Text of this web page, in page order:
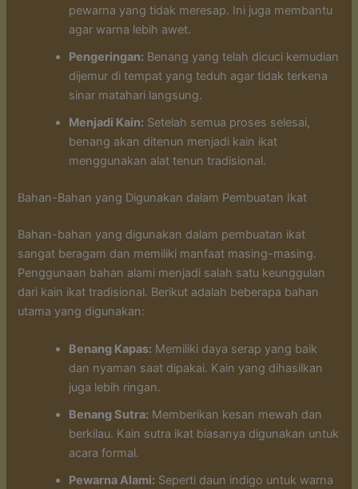
pewarna yang tidak meresap. Ini juga membantu
agar warna lebih awet.
Pengeringan: Benang yang telah dicuci kemudian
dijemur di tempat yang teduh agar tidak terkena
sinar matahari langsung.
Menjadi Kain: Setelah semua proses selesai,
benang akan ditenun menjadi kain ikat
menggunakan alat tenun tradisional.
Bahan-Bahan yang Digunakan dalam Pembuatan Ikat
Bahan-bahan yang digunakan dalam pembuatan ikat
sangat beragam dan memiliki manfaat masing-masing.
Penggunaan bahan alami menjadi salah satu keunggulan
dari kain ikat tradisional. Berikut adalah beberapa bahan
utama yang digunakan:
Benang Kapas: Memiliki daya serap yang baik
dan nyaman saat dipakai. Kain yang dihasilkan
juga lebih ringan.
Benang Sutra: Memberikan kesan mewah dan
berkilau. Kain sutra ikat biasanya digunakan untuk
acara formal.
Pewarna Alami: Seperti daun indigo untuk warna